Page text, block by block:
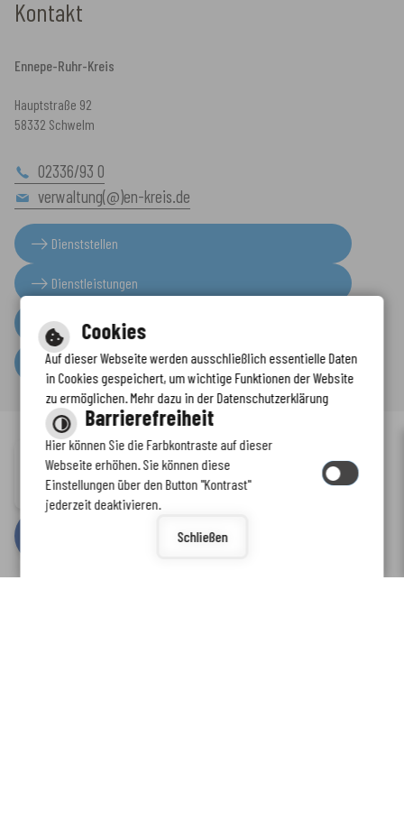
Kontakt
Ennepe-Ruhr-Kreis
Hauptstraße 92
58332 Schwelm
02336/93 0
verwaltung(@)en-kreis.de
Dienststellen
Dienstleistungen
Presseinformationen
Serviceportal
Inhalt-Impressum-Datenschutzerklärung Kontaktformular -
Barrierefreiheit
bycm citymedia GmbH
Immer auf dem neuesten Stand
www.enkreis.de möchte Ihnen Benachrichtigungen senden
Cookies
Auf dieser Webseite werden ausschließlich essentielle Daten
in Cookies gespeichert, um wichtige Funktionen der Website
zu ermöglichen. Mehr dazu in der Datenschutzerklärung
Barrierefreiheit
Hier können Sie die Farbkontraste auf dieser
Webseite erhöhen. Sie können diese
Einstellungen über den Button "Kontrast"
jederzeit deaktivieren.
Schließen